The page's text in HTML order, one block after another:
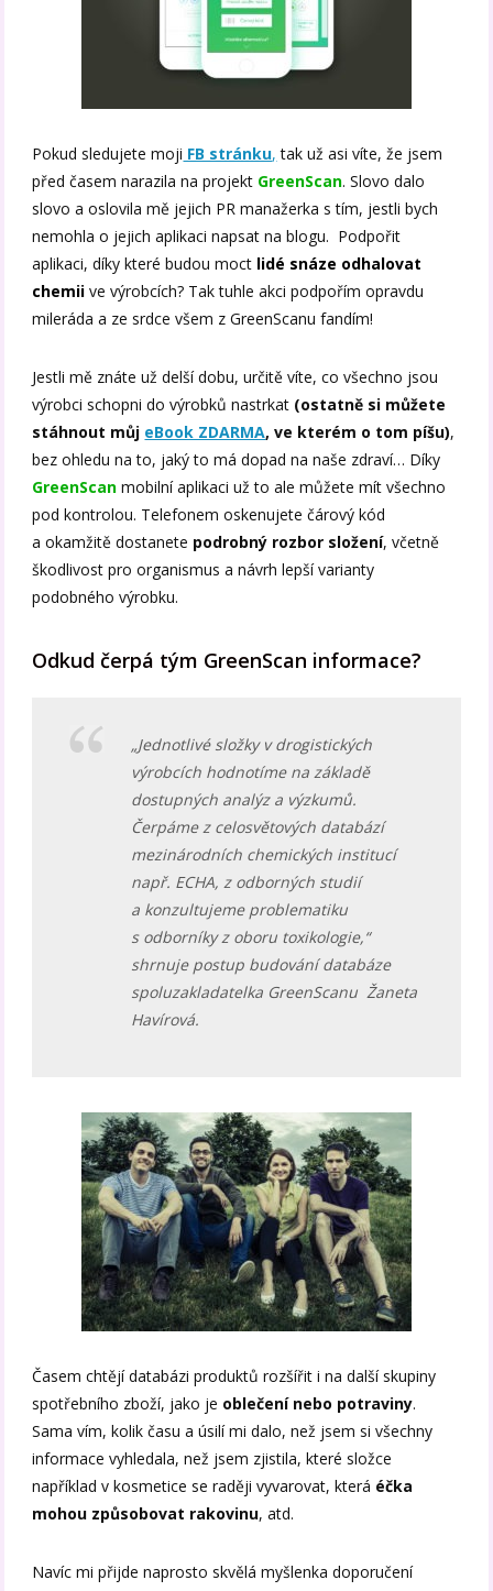
Pokud sledujete moji FB stránku, tak už asi víte, že jsem
před časem narazila na projekt GreenScan. Slovo dalo
slovo a oslovila mě jejich PR manažerka s tím, jestli bych
nemohla o jejich aplikaci napsat na blogu. Podpořit
aplikaci, díky které budou moct lidé snáze odhalovat
chemii ve výrobcích? Tak tuhle akci podpořím opravdu
mileráda a ze srdce všem z GreenScanu fandím!
Jestli mě znáte už delší dobu, určitě víte, co všechno jsou
výrobci schopni do výrobků nastrkat (ostatně si můžete
stáhnout můj eBook ZDARMA, ve kterém o tom píšu),
bez ohledu na to, jaký to má dopad na naše zdraví… Díky
GreenScan mobilní aplikaci už to ale můžete mít všechno
pod kontrolou. Telefonem oskenujete čárový kód
a okamžitě dostanete podrobný rozbor složení, včetně
škodlivost pro organismus a návrh lepší varianty
podobného výrobku.
Odkud čerpá tým GreenScan informace?
„Jednotlivé složky v drogistických
výrobcích hodnotíme na základě
dostupných analýz a výzkumů.
Čerpáme z celosvětových databází
mezinárodních chemických institucí
např. ECHA, z odborných studií
a konzultujeme problematiku
s odborníky z oboru toxikologie,“
shrnuje postup budování databáze
spoluzakladatelka GreenScanu Žaneta
Havírová.
Časem chtějí databázi produktů rozšířit i na další skupiny
spotřebního zboží, jako je oblečení nebo potraviny.
Sama vím, kolik času a úsilí mi dalo, než jsem si všechny
informace vyhledala, než jsem zjistila, které složce
například v kosmetice se raději vyvarovat, která éčka
mohou způsobovat rakovinu, atd.
Navíc mi přijde naprosto skvělá myšlenka doporučení